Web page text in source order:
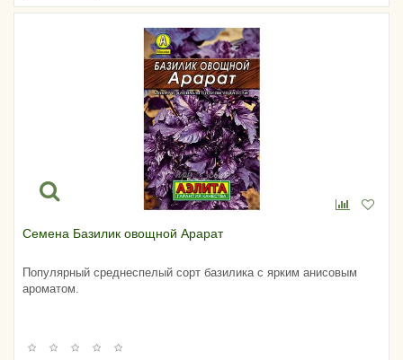
Семена Базилик овощной Арарат
Популярный среднеспелый сорт базилика с ярким анисовым
ароматом.